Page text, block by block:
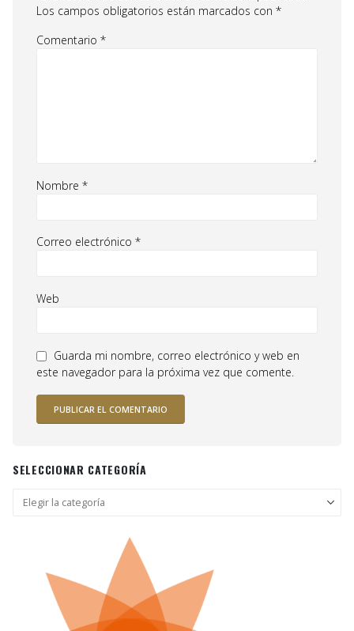
Los campos obligatorios están marcados con *
Comentario *
Nombre *
Correo electrónico *
Web
Guarda mi nombre, correo electrónico y web en
este navegador para la próxima vez que comente.
SELECCIONAR CATEGORÍA
Seleccionar
categoría